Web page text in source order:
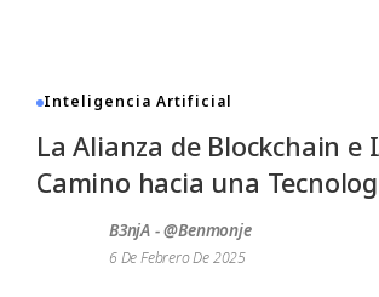
Inteligencia Artificial
La Alianza de Blockchain e
Camino hacia una
B3njA - @benmonje
6 De Febrero De 2025